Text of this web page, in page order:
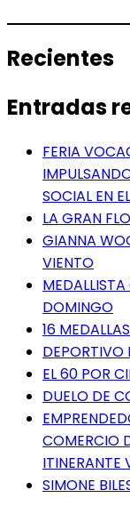
Recientes
Entradas
FERIA
SOCIAL EN
LA GRAN
GIANNA
VIENTO
DOMINGO
16
DEPORTIVO
EL 60 POR
DUELO DE
COMERCIO
ITINERANTE
SIMONE